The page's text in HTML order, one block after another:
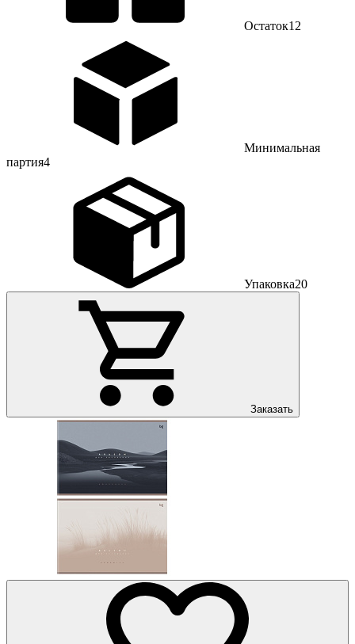
Остаток12
Минимальная
партия4
Упаковка20
Заказать